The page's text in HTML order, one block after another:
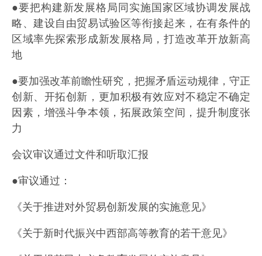
●要把构建新发展格局同实施国家区域协调发展战
略、建设自由贸易试验区等衔接起来，在有条件的
区域率先探索形成新发展格局，打造改革开放新高
地
●要加强改革前瞻性研究，把握矛盾运动规律，守正
创新、开拓创新，更加积极有效应对不稳定不确定
因素，增强斗争本领，拓展政策空间，提升制度张
力
会议审议通过文件和听取汇报
●审议通过：
《关于推进对外贸易创新发展的实施意见》
《关于新时代振兴中西部高等教育的若干意见》